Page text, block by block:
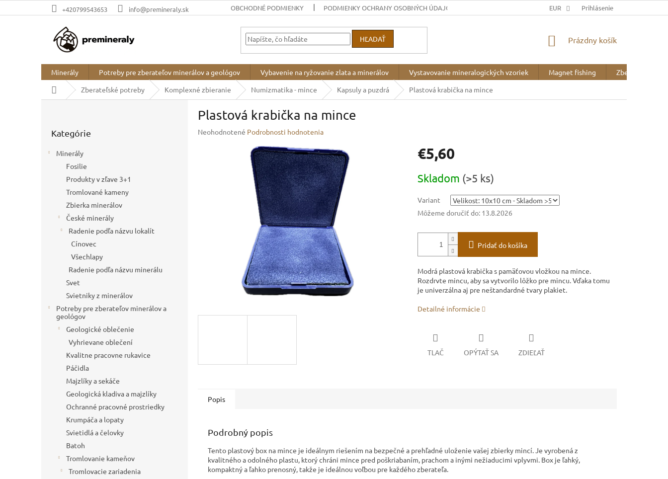
na
+420799543653 info@premineraly.sk OBCHODNÉ PODMIENKY PODMIENKY OCHRANY OSOBNÝCH ÚDAJOV BLOG O NÁS
EUR Prihlásenie
HĽADAŤ
NÁKUPNÝ
Prázdny košík
Minerály Potreby pre zberateľov minerálov a geológov Vybavenie na ryžovanie zlata a minerálov Vystavovanie mineralogických vzoriek Magnet fishing
Zberateľské
DomovZberateľské potreby Komplexné zbieranie Numizmatika - mince Kapsuly a puzdrá Plastová krabička na mince
kategórie
Kategórie
Minerály
Fosilie
Produkty v zľave 3+1
Tromlované kameny
Zbierka minerálov
České minerály
Radenie podľa názvu lokalít
Cínovec
Všechlapy
Radenie podľa názvu minerálu
Svet
Svietniky z minerálov
Potreby pre zberateľov minerálov a
geológov
Geologické oblečenie
Vyhrievane oblečení
Kvalitne pracovne rukavice
Páčidla
Majzlíky a sekáče
Geologická kladiva a majzlíky
Ochranné pracovné prostriedky
Krumpáča a lopaty
Svietidlá a čelovky
Batoh
Tromlovanie kameňov
Tromlovacie zariadenia
Plastová krabička na mince
Priemerné
Neohodnotené Podrobnosti hodnotenia
€5,60
cena:
Skladom (>5 ks)
Variant
Môžeme doručiť do: 13.8.2026
Pridať do košíka
Modrá plastová krabička s pamäťovou vložkou na mince.
Rozdrvte mincu, aby sa vytvorilo lôžko pre mincu. Vďaka tomu
je univerzálna aj pre neštandardné tvary plakiet.
Detailné informácie
TLAČ OPÝTAŤ SA ZDIEĽAŤ
Popis
Podrobný popis
Tento plastový box na mince je ideálnym riešením na bezpečné a prehľadné uloženie vašej zbierky mincí. Je vyrobená z
kvalitného a odolného plastu, ktorý chráni mince pred poškriabaním, prachom a inými nežiaducimi vplyvmi. Box je ľahký,
kompaktný a ľahko prenosný, takže je ideálnou voľbou pre každého zberateľa.